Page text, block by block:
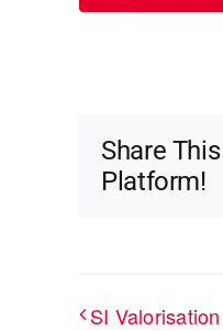
Share
Platform!
SI